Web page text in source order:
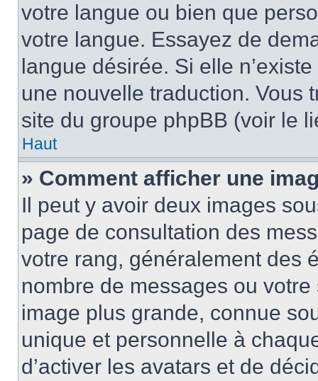
votre langue ou bien que
votre langue. Essayez de
langue désirée. Si elle
une nouvelle traduction. Vous
site du groupe phpBB (voir le
Haut
» Comment afficher une
Il peut y avoir deux images
page de consultation des
votre rang, généralement des
nombre de messages ou
image plus grande, connue
unique et personnelle à
d’activer les avatars et de